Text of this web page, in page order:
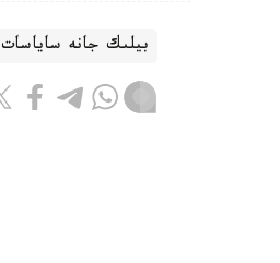
بيلىك جانە ساياسات